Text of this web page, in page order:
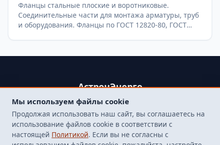
Фланцы стальные плоские и воротниковые.
Соединительные части для монтажа арматуры, труб
и оборудования. Фланцы по ГОСТ 12820-80, ГОСТ
АстронЭнерго
+79250499357 , +74998417015
107564, г. Москва, пр-д Погонный, д. 1 к. 9, помещение 10Н.
Бесплатная доставка до терминала транспортной
компанией в Москве
Мы используем файлы cookie
Продолжая использовать наш сайт, вы соглашаетесь на
использование файлов cookie в соответствии с
настоящей Политикой. Если вы не согласны с